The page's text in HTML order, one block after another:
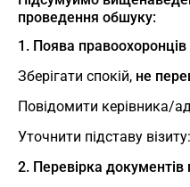
проведення обшуку:
1. Поява правоохоронців
Зберігати спокій, не
Повідомити керівника/
Уточнити підставу візиту:
2. Перевірка документів